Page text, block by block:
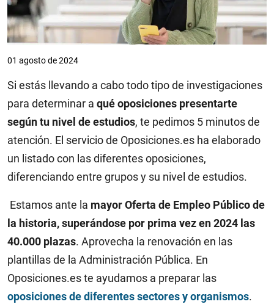
01 agosto de 2024
Si estás llevando a cabo todo tipo de investigaciones
para determinar a qué oposiciones presentarte
según tu nivel de estudios, te pedimos 5 minutos de
atención. El servicio de Oposiciones.es ha elaborado
un listado con las diferentes oposiciones,
diferenciando entre grupos y su nivel de estudios.
Estamos ante la mayor Oferta de Empleo Público de
la historia, superándose por prima vez en 2024 las
40.000 plazas. Aprovecha la renovación en las
plantillas de la Administración Pública. En
Oposiciones.es te ayudamos a preparar las
oposiciones de diferentes sectores y organismos.